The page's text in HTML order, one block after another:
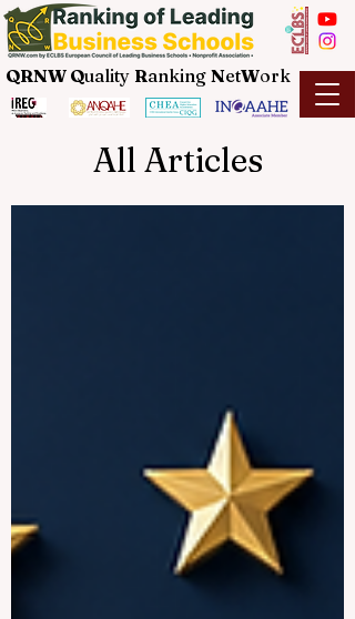
QRNW Quality Ranking NetWork
All Articles